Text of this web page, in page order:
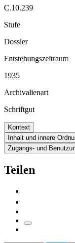
C.10.239
Stufe
Dossier
Entstehungszeitraum
1935
Archivalienart
Schriftgut
Kontext
Inhalt und innere
Zugangs- und
Teilen